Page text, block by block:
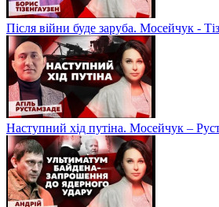
Після війни буде заруба. Мосейчук -
Наступний хід путіна. Мосейчук –